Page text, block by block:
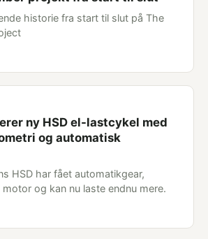
historie fra start til slut på The
ny HSD el-lastcykel med
og automatisk
HSD har fået automatikgear,
og kan nu laste endnu mere.